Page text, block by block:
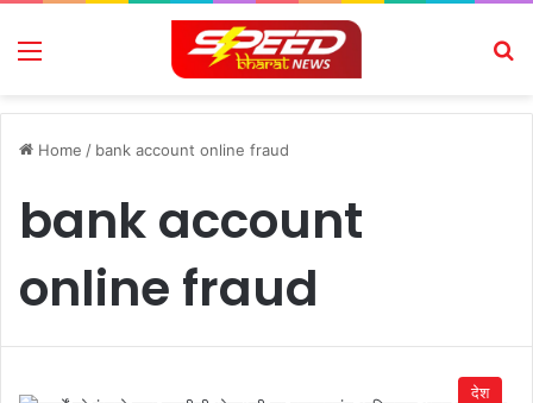
Menu
Home / bank account online fraud
bank account
online fraud
देश